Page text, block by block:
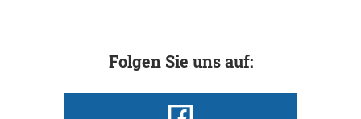
Folgen Sie uns auf: